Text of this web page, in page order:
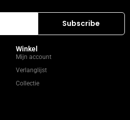
Winkel
Mijn account
Verlanglijst
Collectie